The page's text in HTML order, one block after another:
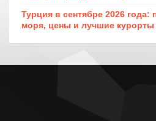
Турция в сентябре 2026 года:
моря, цены и лучшие курорты